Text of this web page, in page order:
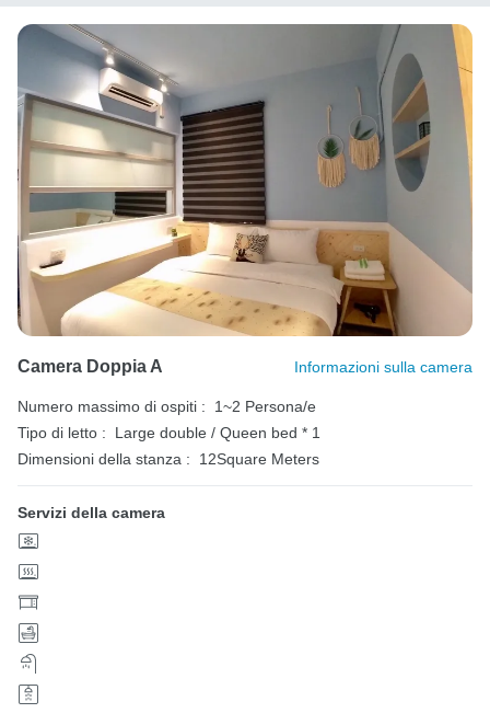
Camera Doppia A Informazioni sulla camera
Numero massimo di ospiti :
1~2 Persona/e
Tipo di letto :
Large double / Queen bed * 1
Dimensioni della stanza :
12Square Meters
Servizi della camera